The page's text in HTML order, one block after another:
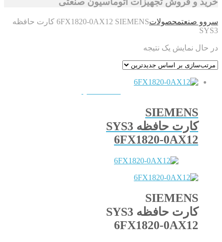
سروو صنعتمحصولات
6FX1820-0AX12 SIEMENS کارت حافظه
SYS3
در حال نمایش یک نتیجه
SIEMENS
کارت حافظه SYS3
6FX1820-0AX12
SIEMENS
کارت حافظه SYS3
6FX1820-0AX12